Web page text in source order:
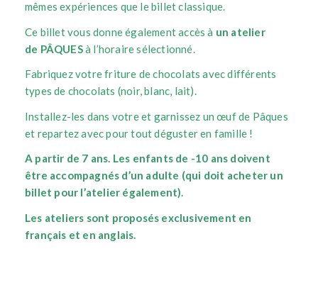
mêmes expériences que le billet classique.
Ce billet vous donne également accès à un atelier
de PÂQUESà l’horaire sélectionné.
Fabriquez votre friture de chocolats avec différents
types de chocolats (noir, blanc, lait).
Installez-les dans votre et garnissez un œuf de Pâques
et repartez avec pour tout déguster en famille !
A partir de 7 ans. Les enfants de -10 ans doivent
être accompagnés d’un adulte (qui doit acheter un
billet pour l’atelier également).
Les ateliers sont proposés exclusivement en
français et en anglais.